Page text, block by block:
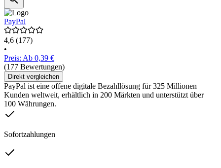
PayPal
4,6 (177)
•
Preis: Ab 0,39 €
(177 Bewertungen)
Direkt vergleichen
PayPal ist eine offene digitale Bezahllösung für 325 Millionen
Kunden weltweit, erhältlich in 200 Märkten und unterstützt über
100 Währungen.
Sofortzahlungen